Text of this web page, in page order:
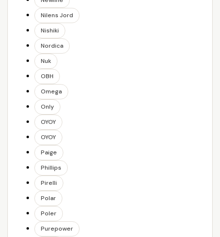
Nilens Jord
Nishiki
Nordica
Nuk
OBH
Omega
Only
OYOY
OYOY
Paige
Phillips
Pirelli
Polar
Poler
Purepower